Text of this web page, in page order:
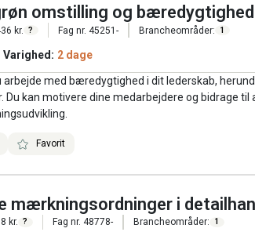
omstilling og bæredygtighed
kr. ? Fag nr. 45251- Brancheområder: 1
Varighed: 2 dage
arbejde med bæredygtighed i dit lederskab,
Du kan motivere dine medarbejdere og bidrage
Favorit
mærkningsordninger i
kr. ? Fag nr. 48778- Brancheområder: 1